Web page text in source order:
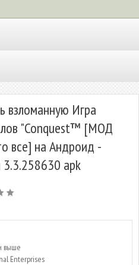
взломанную Игра
"Conquest™ [МОД
все] на Андроид -
3.3.258630 apk
выше
Enterprises